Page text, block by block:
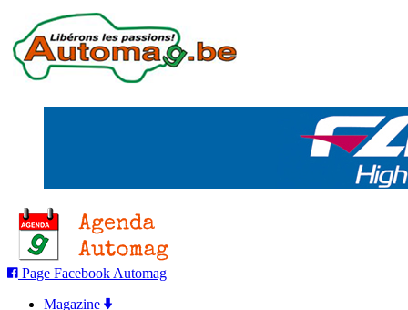
Page Facebook Automag
Magazine